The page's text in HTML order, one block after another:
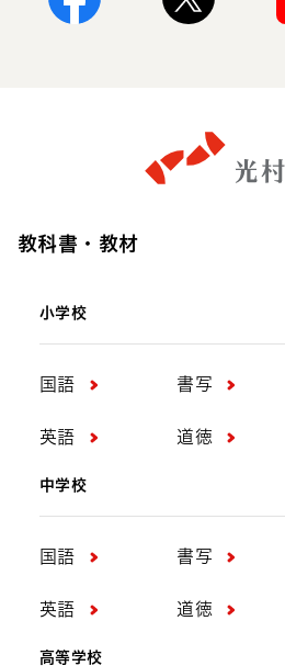
教科書・教材
小学校
国語 書写
英語 道徳
中学校
国語 書写
英語 道徳
高等学校